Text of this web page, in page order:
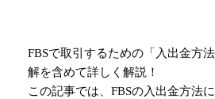
FBSで取引するための「入出金方
解を含めて詳しく解説！
この記事では、FBSの入出金方法